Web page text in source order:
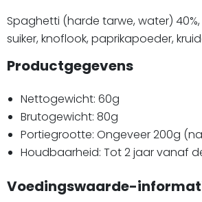
Spaghetti (harde tarwe, water)
suiker, knoflook, paprikapoeder,
Productgegevens
Nettogewicht: 60g
Brutogewicht: 80g
Portiegrootte: Ongeveer 200g
Houdbaarheid: Tot 2 jaar vanaf
Voedingswaarde-